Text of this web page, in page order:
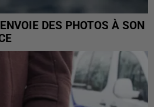
DES PHOTOS À SON